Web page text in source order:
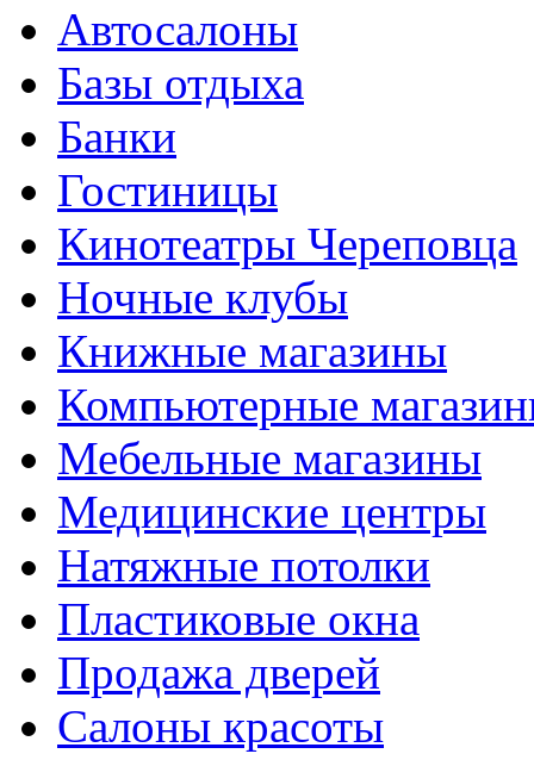
Автосалоны
Базы отдыха
Банки
Гостиницы
Кинотеатры Череповца
Ночные клубы
Книжные магазины
Компьютерные
Мебельные магазины
Медицинские центры
Натяжные потолки
Пластиковые окна
Продажа дверей
Салоны красоты